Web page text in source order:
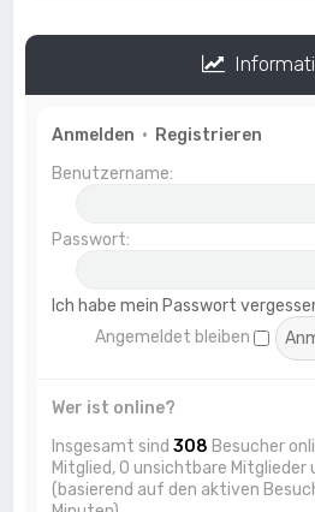
Anmelden • Registrieren
Benutzername:
Passwort:
Ich habe mein Passwort
Angemeldet bleiben
Wer ist online?
Insgesamt sind308 Besucher
Mitglied, 0 unsichtbare Mitglieder
(basierend auf den aktiven